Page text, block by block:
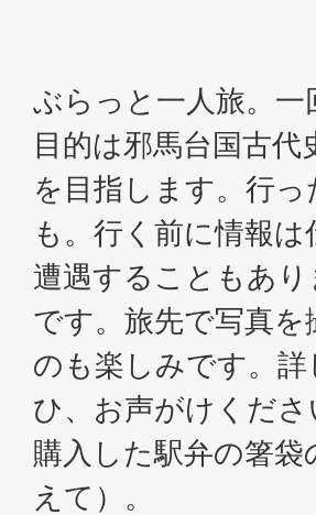
ぶらっと一人旅。
目的は邪馬台国古
を目指します。行
も。行く前に情報
遭遇することもあ
です。旅先で写真
のも楽しみです。
ひ、お声がけくだ
購入した駅弁の箸
えて）。